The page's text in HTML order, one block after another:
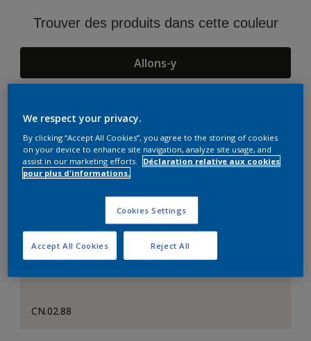
Trouver des produits dans cette couleur
Allons-y
Suggestions d'Harmonies
CN.02.88
We respect your privacy.
By clicking “Accept All Cookies”, you agree to the storing of cookies
on your device to enhance site navigation, analyze site usage, and
assist in our marketing efforts.
Déclaration relative aux cookies
pour plus d'informations.
Cookies Settings
Reject All
Accept All Cookies